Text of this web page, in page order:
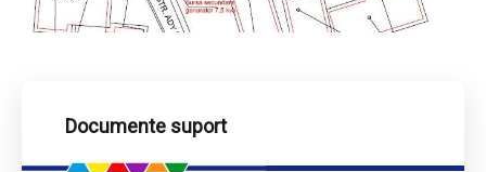
Documente suport